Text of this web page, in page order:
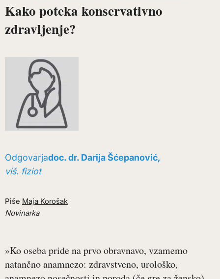
Kako poteka konservativno
zdravljenje?
Odgovarjadoc. dr. Darija Šćepanović,
viš. fiziot
Piše Maja Korošak
Novinarka
»Ko oseba pride na prvo obravnavo, vzamemo
natančno anamnezo: zdravstveno, urološko,